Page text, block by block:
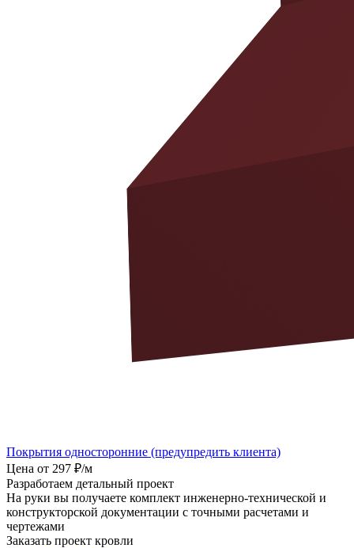
Покрытия односторонние (предупредить клиента)
Цена от 297 ₽/м
Разработаем детальный проект
На руки вы получаете комплект инженерно-технической и
конструкторской документации с точными расчетами и
чертежами
Заказать проект кровли